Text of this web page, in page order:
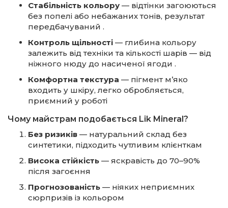
Стабільність кольору — відтінки загоюються
без попелі або небажаних тонів, результат
передбачуваний .
Контроль щільності — глибина кольору
залежить від техніки та кількості шарів — від
ніжного нюду до насиченої ягоди .
Комфортна текстура — пігмент м’яко
входить у шкіру, легко обробляється,
приємний у роботі
Чому майстрам подобається Lik Mineral?
Без ризиків — натуральний склад без
синтетики, підходить чутливим клієнткам
Висока стійкість — яскравість до 70–90%
після загоєння
Прогнозованість — ніяких неприємних
сюрпризів із кольором